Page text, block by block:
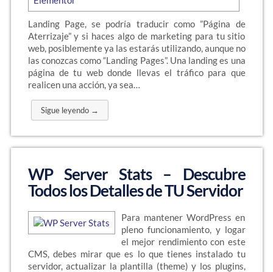
Landing Page, se podría traducir como ”Página de
Aterrizaje” y si haces algo de marketing para tu sitio
web, posiblemente ya las estarás utilizando, aunque no
las conozcas como “Landing Pages”. Una landing es una
página de tu web donde llevas el tráfico para que
realicen una acción, ya sea…
Sigue leyendo →
WP Server Stats – Descubre
Todos los Detalles de TU Servidor
Para mantener WordPress en
pleno funcionamiento, y logar
el mejor rendimiento con este
CMS, debes mirar que es lo que tienes instalado tu
servidor, actualizar la plantilla (theme) y los plugins,